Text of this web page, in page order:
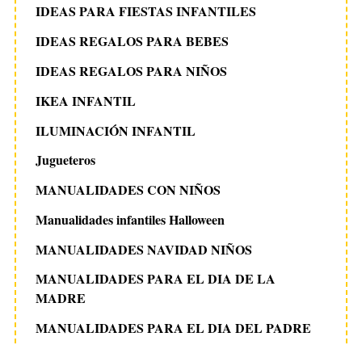
IDEAS PARA FIESTAS INFANTILES
IDEAS REGALOS PARA BEBES
IDEAS REGALOS PARA NIÑOS
IKEA INFANTIL
ILUMINACIÓN INFANTIL
Jugueteros
MANUALIDADES CON NIÑOS
Manualidades infantiles Halloween
MANUALIDADES NAVIDAD NIÑOS
MANUALIDADES PARA EL DIA DE LA
MADRE
MANUALIDADES PARA EL DIA DEL PADRE